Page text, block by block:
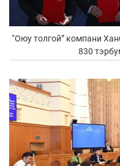
“Оюу толгой” компани
830